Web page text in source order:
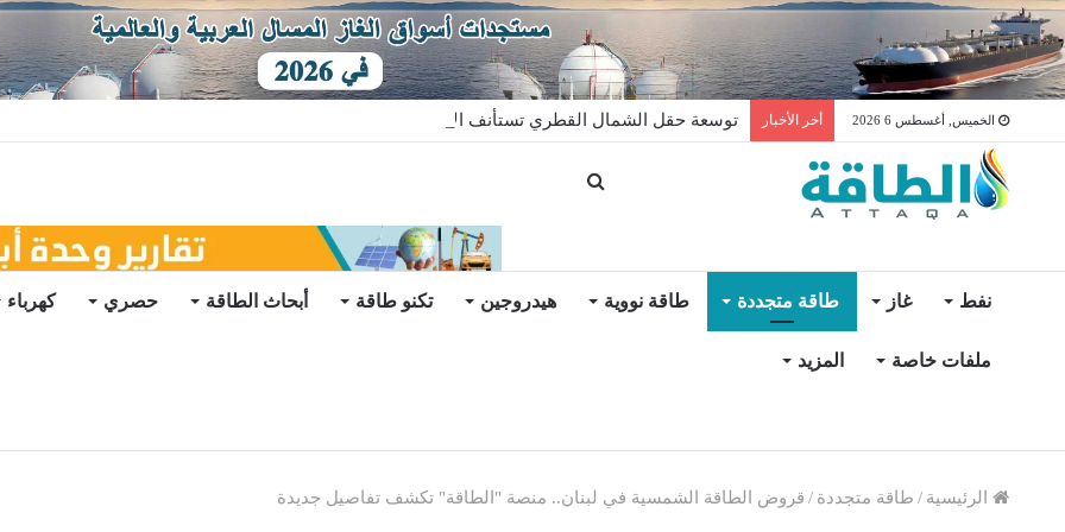
الخميس, أغسطس 6 2026 أخر الأخبار توسعة حقل الشمال القطري تستأنف الأعمال بعد تعليق مؤقت
نفط غاز طاقة متجددة طاقة نووية هيدروجين تكنو طاقة أبحاث الطاقة حصري كهرباء
ملفات خاصة المزيد
الرئيسية / طاقة متجددة / قروض الطاقة الشمسية في لبنان.. منصة "الطاقة" تكشف تفاصيل جديدة